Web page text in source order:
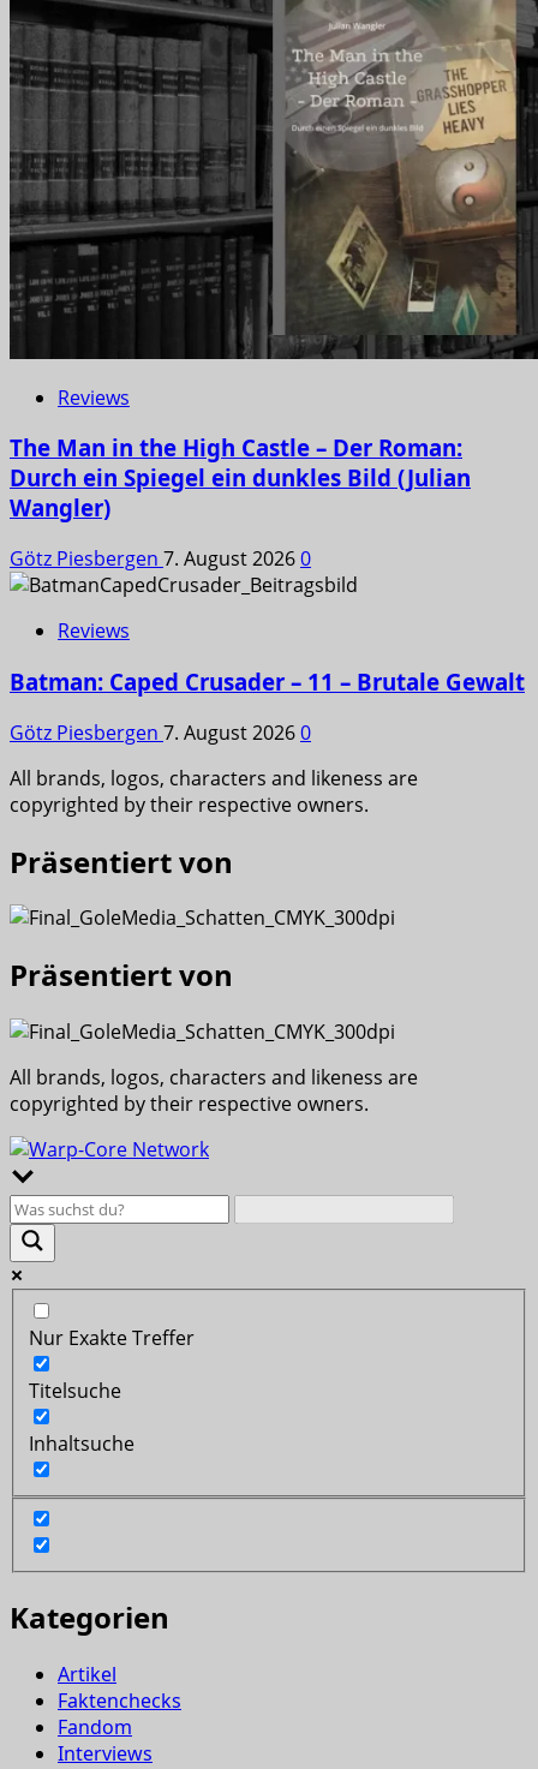
Reviews
The Man in the High Castle – Der Roman:
Durch ein Spiegel ein dunkles Bild (Julian
Wangler)
Götz Piesbergen 7. August 20260
Reviews
Batman: Caped Crusader – 11 – Brutale Gewalt
Götz Piesbergen 7. August 20260
All brands, logos, characters and likeness are
copyrighted by their respective owners.
Präsentiert von
Präsentiert von
All brands, logos, characters and likeness are
copyrighted by their respective owners.
Nur Exakte Treffer
Titelsuche
Inhaltsuche
Kategorien
Artikel
Faktenchecks
Fandom
Interviews